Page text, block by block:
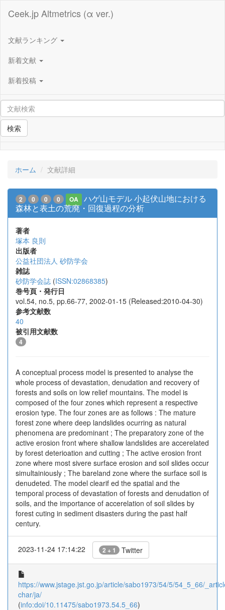
Ceek.jp Altmetrics (α ver.)
文献ランキング
新着文献
新着投稿
検索
ホーム 文献詳細
2 0 0 0 OA
ハゲ山モデル 小起伏山地における
森林と表土の荒廃・回復過程の分析
著者
塚本 良則
出版者
公益社団法人 砂防学会
雑誌
砂防学会誌 (ISSN:02868385)
巻号頁・発行日
vol.54, no.5, pp.66-77, 2002-01-15 (Released:2010-04-30)
参考文献数
40
被引用文献数
4
A conceptual process model is presented to analyse the
whole process of devastation, denudation and recovery of
forests and soils on low relief mountains. The model is
composed of the four zones which represent a respective
erosion type. The four zones are as follows : The mature
forest zone where deep landslides ocurring as natural
phenomena are predominant ; The preparatory zone of the
active erosion front where shallow landslides are accerelated
by forest deterioation and cutting ; The active erosion front
zone where most sivere surface erosion and soil slides occur
simultainiously ; The bareland zone where the surface soil is
denudeted. The model clearif ed the spatial and the
temporal process of devastation of forests and denudation of
soils, and the importance of accerelation of soil slides by
forest cuting in sediment disasters during the past half
century.
2023-11-24 17:14:22 2 + 1 Twitter
https://www.jstage.jst.go.jp/article/sabo1973/54/5/54_5_66/
char/ja/
(info:doi/10.11475/sabo1973.54.5_66)